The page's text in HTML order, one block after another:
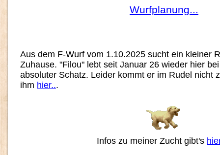
Wurfplanung...
Aus dem F-Wurf vom 1.10.2025 sucht ein kleiner
Zuhause. "Filou" lebt seit Januar 26 wieder hier
absoluter Schatz. Leider kommt er im Rudel nicht
ihm hier...
Infos zu meiner Zucht gibt's